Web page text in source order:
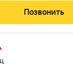
освещения!
Позвонить